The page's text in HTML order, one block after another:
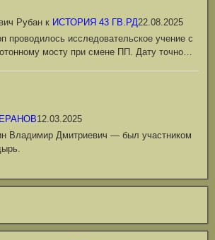
Рубан к ИСТОРИЯ 43 ГВ.РД22.08.2025
проводилось исследовательское учение с
мосту при смене ПП. Дату точно…
12.03.2025
Владимир Дмитриевич — был участником